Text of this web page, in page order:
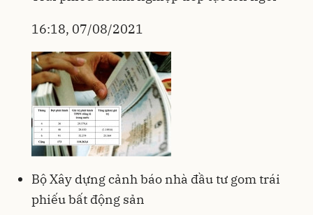
16:18, 07/08/2021
Bộ Xây dựng cảnh báo nhà đầu tư gom trái
phiếu bất động sản